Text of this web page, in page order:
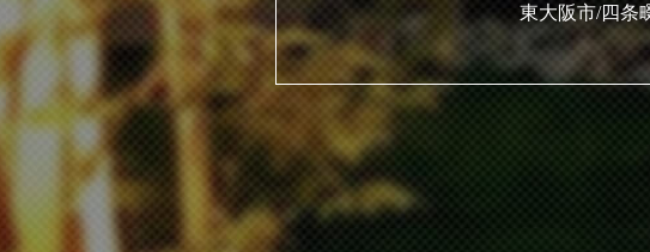
東大阪市/四条